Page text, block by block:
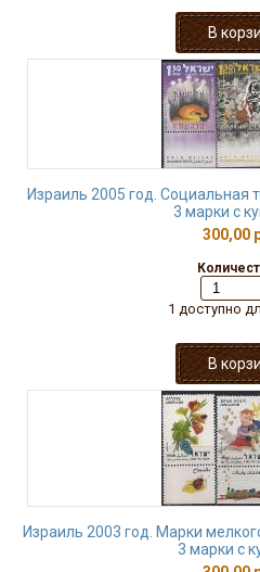
Израиль 2005 год. Социальная
3 марки с
300,00
1 доступно
Израиль 2003 год. Марки
3 марки с